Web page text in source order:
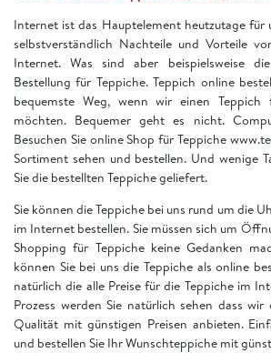
Internet ist das Hauptelement heutzutage für
selbstverständlich Nachteile und Vorteile
Internet. Was sind aber beispielsweise
Bestellung für Teppiche. Teppich online
bequemste Weg, wenn wir einen Teppich
möchten. Bequemer geht es nicht.
Besuchen Sie online Shop für Teppiche
Sortiment sehen und bestellen. Und wenige
Sie die bestellten Teppiche geliefert.
Sie können die Teppiche bei uns rund um die
im Internet bestellen. Sie müssen sich um
Shopping für Teppiche keine Gedanken
können Sie bei uns die Teppiche als online
natürlich die alle Preise für die Teppiche im
Prozess werden Sie natürlich sehen dass
Qualität mit günstigen Preisen anbieten.
und bestellen Sie Ihr Wunschteppiche mit